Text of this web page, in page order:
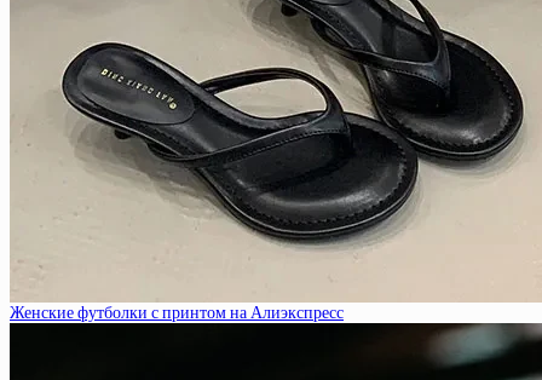
Женские футболки с принтом на Алиэкспресс